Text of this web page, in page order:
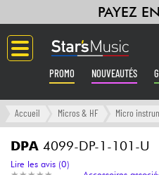
PAYEZ
PROMO NOUVEAUTÉS
Langue
Guitares & Basses
Accueil Micros & HF Micro
DPA 4099-DP-1-101-U
Lire les avis (0)